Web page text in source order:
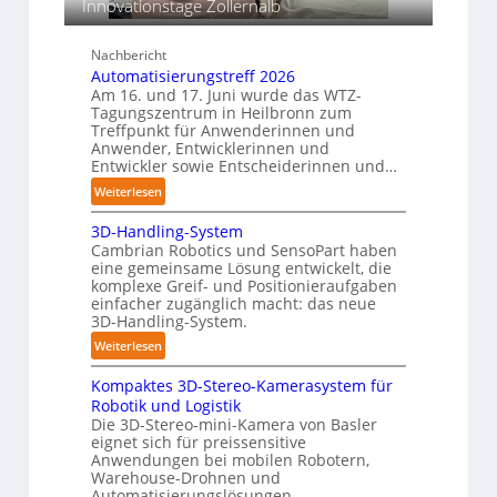
a
h
n
h
n
e
n
p
e
r
C
o
b
o
t
s
i
s
b
e
s
t
ä
n
d
i
g
e
P
o
l
y
m
e
r
l
a
Innovationstage Zollernalb
Nachbericht
Automatisierungstreff 2026
Am 16. und 17. Juni wurde das WTZ-
Tagungszentrum in Heilbronn zum
Treffpunkt für Anwenderinnen und
Anwender, Entwicklerinnen und
Entwickler sowie Entscheiderinnen und…
Weiterlesen:
A
u
t
o
m
a
t
i
s
i
e
r
u
n
3D-Handling-System
Cambrian Robotics und SensoPart haben
eine gemeinsame Lösung entwickelt, die
komplexe Greif- und Positionieraufgaben
einfacher zugänglich macht: das neue
3D-Handling-System.
Weiterlesen:
3
D
-
H
a
n
d
Kompaktes 3D-Stereo-Kamerasystem für
Robotik und Logistik
Die 3D-Stereo-mini-Kamera von Basler
eignet sich für preissensitive
Anwendungen bei mobilen Robotern,
Warehouse-Drohnen und